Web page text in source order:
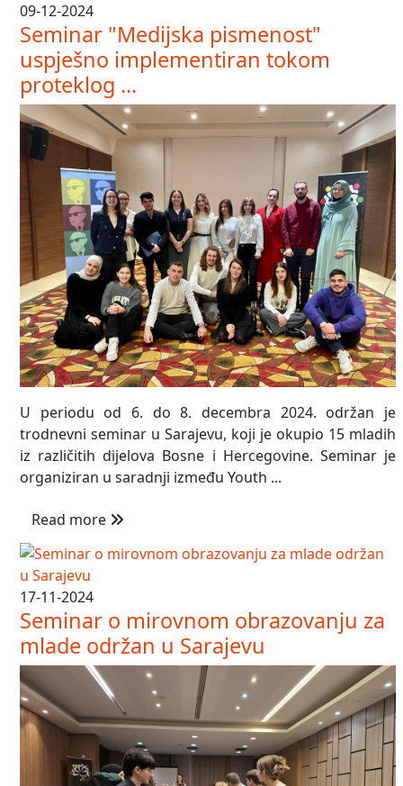
09-12-2024
Seminar "Medijska pismenost"
uspješno implementiran tokom
proteklog ...
U periodu od 6. do 8. decembra 2024. održan je
trodnevni seminar u Sarajevu, koji je okupio 15 mladih
iz različitih dijelova Bosne i Hercegovine. Seminar je
organiziran u saradnji između Youth ...
Read more
17-11-2024
Seminar o mirovnom obrazovanju za
mlade održan u Sarajevu